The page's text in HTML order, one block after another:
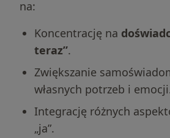
na:
Koncentrację na
teraz”.
Zwiększanie
własnych potrzeb i
Integrację różnych
„ja”.